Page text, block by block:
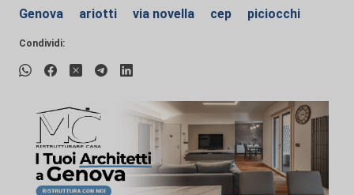
Genova ariotti via novella cep piciocchi
Condividi: